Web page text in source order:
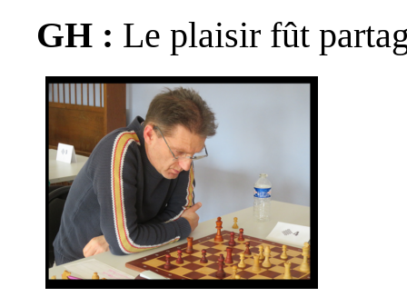
GH : Le plaisir fût